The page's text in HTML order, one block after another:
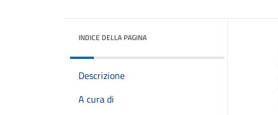
INDICE DELLA PAGINA
Descrizione
A cura di